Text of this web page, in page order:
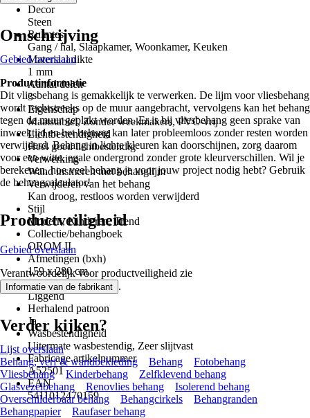
Decor
Steen
Ruimtes
Gang / hal, Slaapkamer, Woonkamer, Keuken
Materiaal dikte
1 mm
Aantal delen
3
Eigenschap
Maatstabiel, Zonder weekmakers, PVC-vrij
Lichtbestendigheid
Heel goed lichtbestendig
Verwerking
Wand insmeren met behanglijm
Verwijderen van het behang
Kan droog, restloos worden verwijderd
Stijl
Modern, Kinderen, Trend
Collectie/behangboek
OROM II
Afmetingen (bxh)
159 x 280 cm
Formaat
Liggend
Herhalend patroon
Ja
Wasbestendigheid
Uitermate wasbestendig, Zeer slijtvast
Fabricage artikelnummer
A52501
EAN
5411012470159
Omschrijving
Gebied overslaan
Productinformatie
Dit vliesbehang is gemakkelijk te verwerken. De lijm voor vliesbehang
wordt rechtstreeks op de muur aangebracht, vervolgens kan het behang
tegen de muur geplakt worden. Er is bij vliesbehang geen sprake van
inweektijd en het behang kan later probleemloos zonder resten worden
verwijderd. Behang in lichte kleuren kan doorschijnen, zorg daarom
voor een witte, egale ondergrond zonder grote kleurverschillen. Wil je
berekenen, hoe veel behang je voor jouw project nodig hebt? Gebruik
de behangcalculator!
Productveiligheid
Gebied overslaan
Verantwoordelijk voor productveiligheid zie
Informatie van de fabrikant .
Verder kijken?
Lijst overslaan
Behang, verf & wandbekleding
Behang
Fotobehang
Vliesbehang
Kinderbehang
Zelfklevend behang
Glasvezelbehang
Renovlies behang
Isolerend behang
Overschilderbaar behang
Behangcirkels
Behangranden
Behangpapier
Raufaser behang